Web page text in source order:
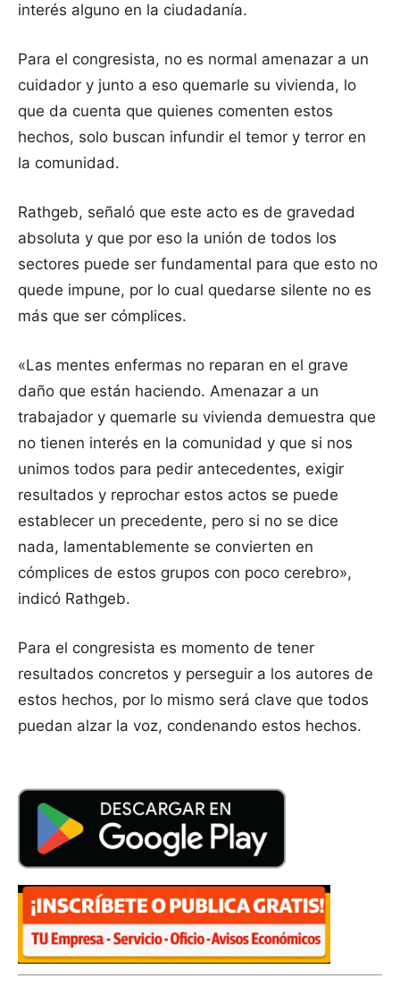
interés alguno en la ciudadanía.
Para el congresista, no es normal amenazar a un
cuidador y junto a eso quemarle su vivienda, lo
que da cuenta que quienes comenten estos
hechos, solo buscan infundir el temor y terror en
la comunidad.
Rathgeb, señaló que este acto es de gravedad
absoluta y que por eso la unión de todos los
sectores puede ser fundamental para que esto no
quede impune, por lo cual quedarse silente no es
más que ser cómplices.
«Las mentes enfermas no reparan en el grave
daño que están haciendo. Amenazar a un
trabajador y quemarle su vivienda demuestra que
no tienen interés en la comunidad y que si nos
unimos todos para pedir antecedentes, exigir
resultados y reprochar estos actos se puede
establecer un precedente, pero si no se dice
nada, lamentablemente se convierten en
cómplices de estos grupos con poco cerebro»,
indicó Rathgeb.
Para el congresista es momento de tener
resultados concretos y perseguir a los autores de
estos hechos, por lo mismo será clave que todos
puedan alzar la voz, condenando estos hechos.